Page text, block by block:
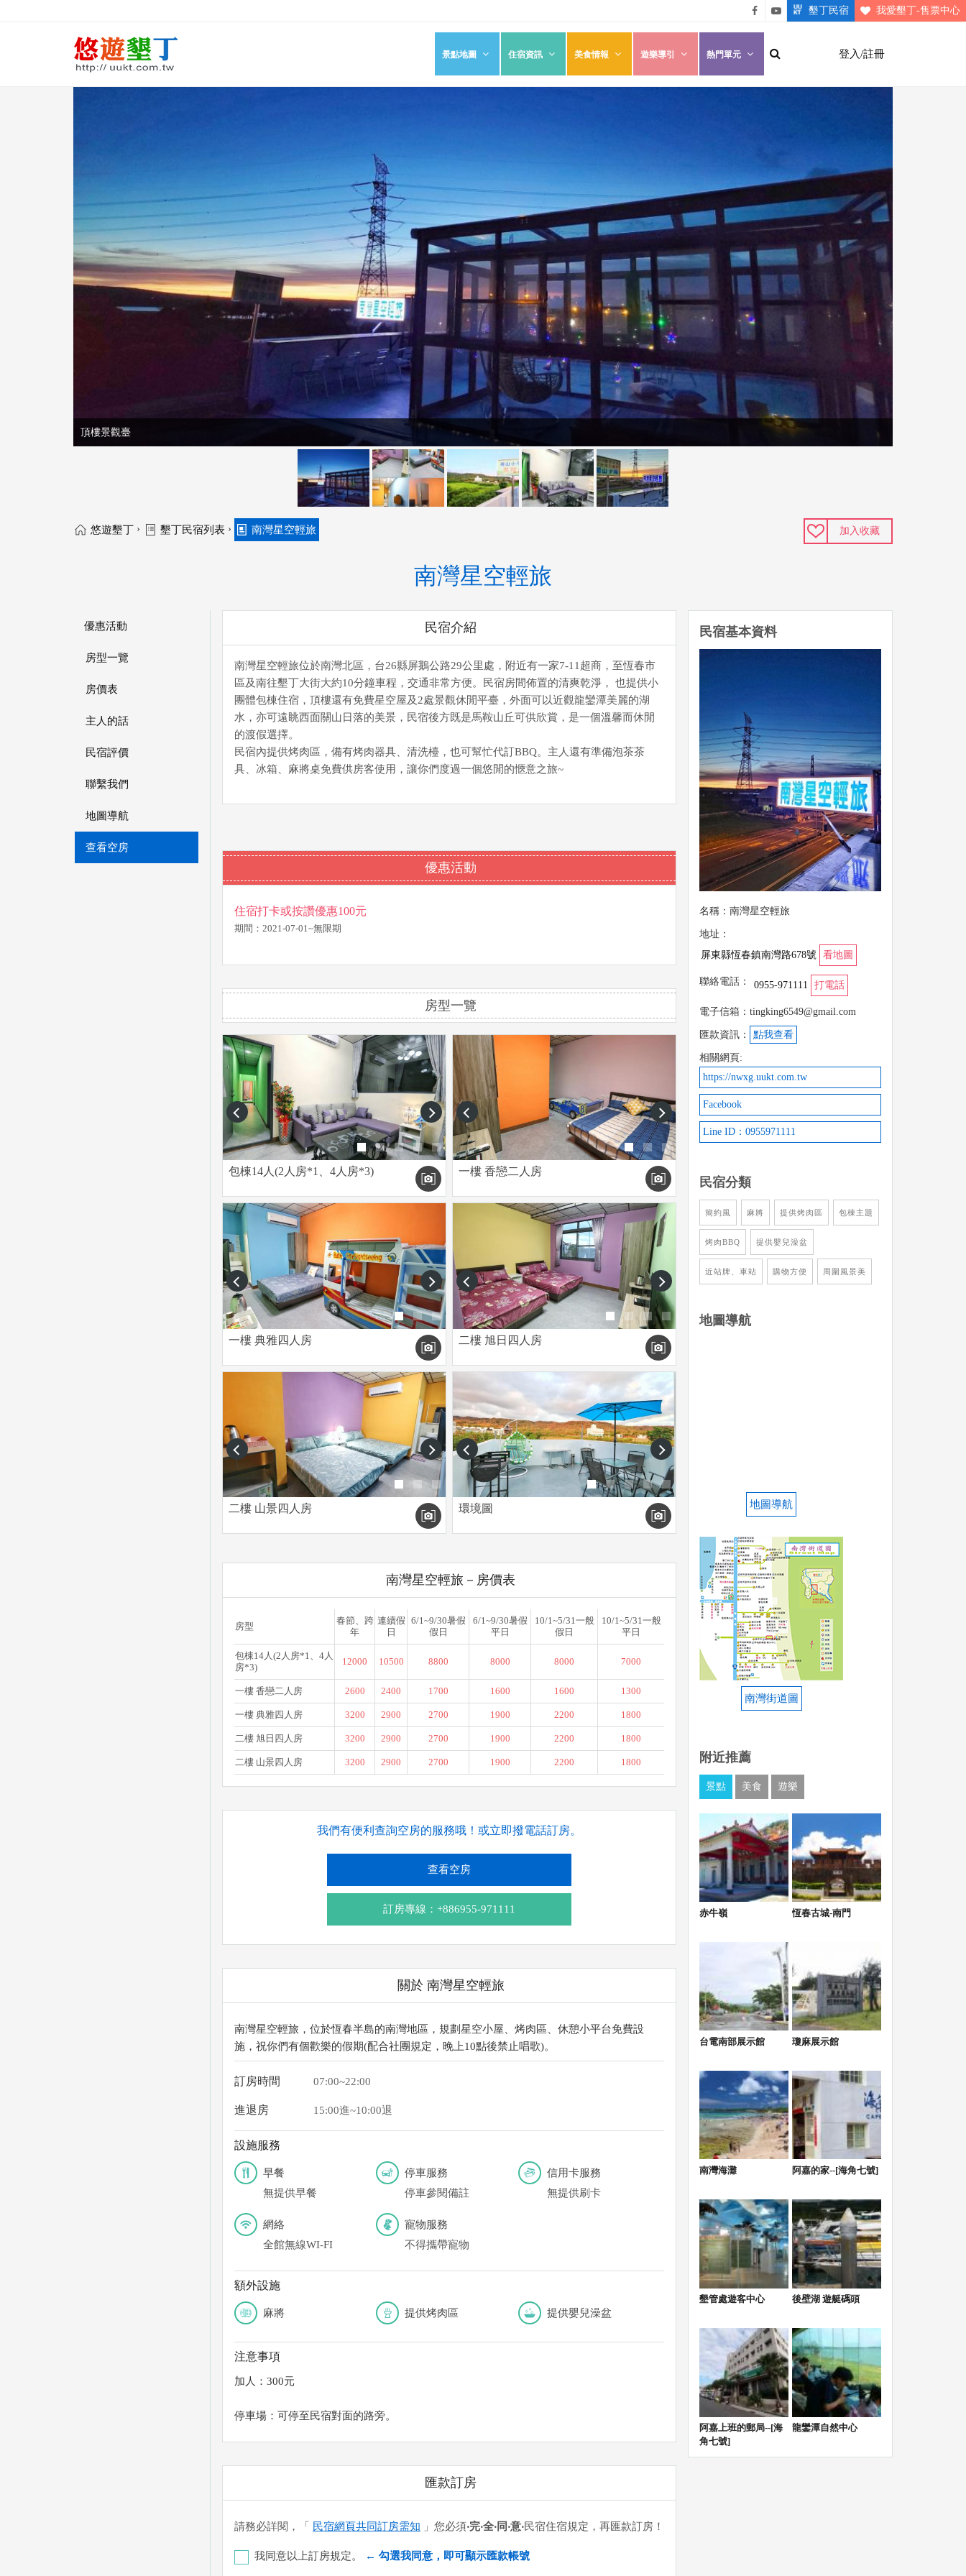
悠遊
墾丁
粉絲
墾丁
墾丁民宿 我愛墾丁-售票中心
登入/註冊
景點地圖 住宿資訊 美食情報 遊樂導引 熱門單元
頂樓景觀臺
悠遊墾丁 › 墾丁民宿列表 › 南灣星空輕旅 加入收藏
南灣星空輕旅
優惠活動
房型一覽
房價表
主人的話
民宿評價
聯繫我們
地圖導航
查看空房
民宿介紹
南灣星空輕旅位於南灣北區，台26縣屏鵝公路29公里處，附近有一家7-11超商，至恆春市
區及南往墾丁大街大約10分鐘車程，交通非常方便。民宿房間佈置的清爽乾淨， 也提供小
團體包棟住宿，頂樓還有免費星空屋及2處景觀休閒平臺，外面可以近觀龍鑾潭美麗的湖
水，亦可遠眺西面關山日落的美景，民宿後方既是馬鞍山丘可供欣賞，是一個溫馨而休閒
的渡假選擇。
民宿內提供烤肉區，備有烤肉器具、清洗檯，也可幫忙代訂BBQ。主人還有準備泡茶茶
具、冰箱、麻將桌免費供房客使用，讓你們度過一個悠閒的愜意之旅~
優惠活動
住宿打卡或按讚優惠100元
期間：2021-07-01~無限期
房型一覽
prev next
包棟14人(2人房*1、4人房*3)
prev next
一樓 香戀二人房
prev next
一樓 典雅四人房
prev next
二樓 旭日四人房
prev next
二樓 山景四人房
prev next
環境圖
南灣星空輕旅－房價表
房型
春節、跨
年
連續假
日
6/1~9/30暑假
假日
6/1~9/30暑假
平日
10/1~5/31一般
假日
10/1~5/31一般
平日
包棟14人(2人房*1、4人
房*3)
12000 10500 8800 8000 8000 7000
一樓 香戀二人房 2600 2400 1700 1600 1600 1300
一樓 典雅四人房 3200 2900 2700 1900 2200 1800
二樓 旭日四人房 3200 2900 2700 1900 2200 1800
二樓 山景四人房 3200 2900 2700 1900 2200 1800
我們有便利查詢空房的服務哦！或立即撥電話訂房。
查看空房
訂房專線：+886955-971111
關於 南灣星空輕旅
南灣星空輕旅，位於恆春半島的南灣地區，規劃星空小屋、烤肉區、休憩小平台免費設
施，祝你們有個歡樂的假期(配合社團規定，晚上10點後禁止唱歌)。
訂房時間 07:00~22:00
進退房 15:00進~10:00退
設施服務
早餐
無提供早餐
停車服務
停車參閱備註
信用卡服務
無提供刷卡
網絡
全館無線WI-FI
寵物服務
不得攜帶寵物
額外設施
麻將 提供烤肉區 提供嬰兒澡盆
注意事項
加人：300元
停車場：可停至民宿對面的路旁。
匯款訂房
請務必詳閱，「 民宿網頁共同訂房需知 」您必須‧完‧全‧同‧意‧民宿住宿規定，再匯款訂房！
我同意以上訂房規定。 ← 勾選我同意，即可顯示匯款帳號
民宿基本資料
名稱：南灣星空輕旅
地址：
屏東縣恆春鎮南灣路678號 看地圖
聯絡電話： 0955-971111 打電話
電子信箱：tingking6549@gmail.com
匯款資訊： 點我查看
相關網頁:
https://nwxg.uukt.com.tw
Facebook
Line ID：0955971111
民宿分類
簡約風 麻將 提供烤肉區 包棟主題
烤肉BBQ 提供嬰兒澡盆
近站牌、車站 購物方便 周圍風景美
地圖導航
地圖導航
南灣街道圖
附近推薦
景點 美食 遊樂
赤牛嶺 恆春古城-南門
台電南部展示館 瓊麻展示館
南灣海灘 阿嘉的家--[海角七號]
墾管處遊客中心 後壁湖 遊艇碼頭
阿嘉上班的郵局--[海
角七號]
龍鑾潭自然中心